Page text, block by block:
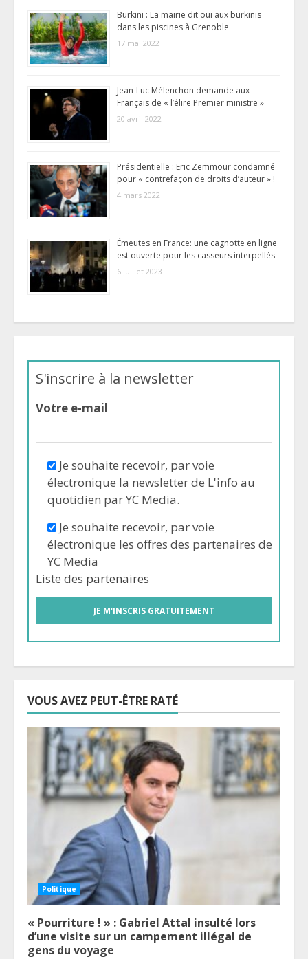
Burkini : La mairie dit oui aux burkinis
dans les piscines à Grenoble
17 mai 2022
Jean-Luc Mélenchon demande aux
Français de « l’élire Premier ministre »
20 avril 2022
Présidentielle : Eric Zemmour condamné
pour « contrefaçon de droits d’auteur » !
4 mars 2022
Émeutes en France: une cagnotte en ligne
est ouverte pour les casseurs interpellés
6 juillet 2023
S'inscrire à la newsletter
Votre e-mail
Je souhaite recevoir, par voie
électronique la newsletter de L'info au
quotidien par YC Media.
Je souhaite recevoir, par voie
électronique les offres des partenaires de
YC Media
Liste des partenaires
VOUS AVEZ PEUT-ÊTRE RATÉ
Politique
« Pourriture ! » : Gabriel Attal insulté lors
d’une visite sur un campement illégal de
gens du voyage